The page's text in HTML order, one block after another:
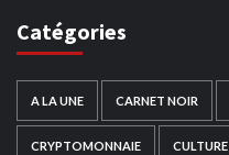
Catégories
A LA UNE CARNET NOIR
CRYPTOMONNAIE CULTURE